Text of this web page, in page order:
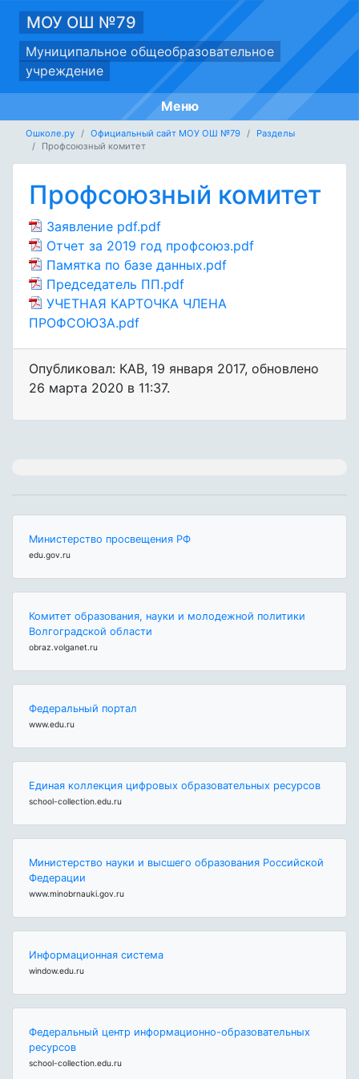
МОУ ОШ №79
Муниципальное общеобразовательное
учреждение
Меню
Ошколе.ру Официальный сайт МОУ ОШ №79
Разделы
Профсоюзный комитет
Профсоюзный комитет
Заявление pdf.pdf
Отчет за 2019 год профсоюз.pdf
Памятка по базе данных.pdf
Председатель ПП.pdf
УЧЕТНАЯ КАРТОЧКА ЧЛЕНА
ПРОФСОЮЗА.pdf
Опубликовал: КАВ, 19 января 2017, обновлено
26 марта 2020 в 11:37.
Министерство просвещения РФ
edu.gov.ru
Комитет образования, науки и молодежной политики
Волгоградской области
obraz.volganet.ru
Федеральный портал
www.edu.ru
Единая коллекция цифровых образовательных ресурсов
school-collection.edu.ru
Министерство науки и высшего образования Российской
Федерации
www.minobrnauki.gov.ru
Информационная система
window.edu.ru
Федеральный центр информационно-образовательных
ресурсов
school-collection.edu.ru